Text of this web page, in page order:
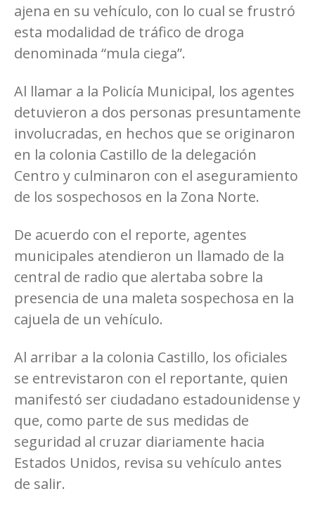
ajena en su vehículo, con lo cual se frustró
esta modalidad de tráfico de droga
denominada “mula ciega”.
Al llamar a la Policía Municipal, los agentes
detuvieron a dos personas presuntamente
involucradas, en hechos que se originaron
en la colonia Castillo de la delegación
Centro y culminaron con el aseguramiento
de los sospechosos en la Zona Norte.
De acuerdo con el reporte, agentes
municipales atendieron un llamado de la
central de radio que alertaba sobre la
presencia de una maleta sospechosa en la
cajuela de un vehículo.
Al arribar a la colonia Castillo, los oficiales
se entrevistaron con el reportante, quien
manifestó ser ciudadano estadounidense y
que, como parte de sus medidas de
seguridad al cruzar diariamente hacia
Estados Unidos, revisa su vehículo antes
de salir.